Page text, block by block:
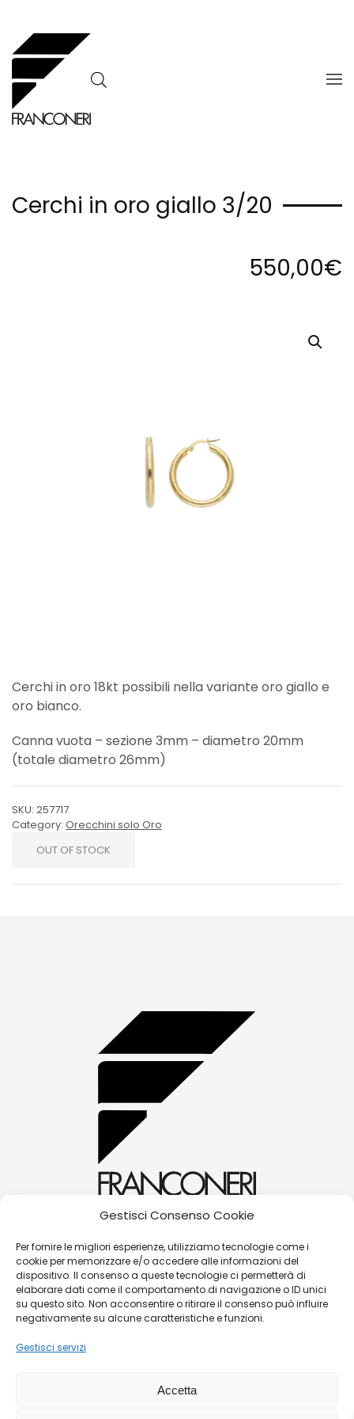
Gestisci Consenso Cookie
Per fornire le migliori esperienze, utilizziamo tecnologie come i
cookie per memorizzare e/o accedere alle informazioni del
dispositivo. Il consenso a queste tecnologie ci permetterà di
elaborare dati come il comportamento di navigazione o ID unici
su questo sito. Non acconsentire o ritirare il consenso può influire
negativamente su alcune caratteristiche e funzioni.
Gestisci servizi
Accetta
Skip to main content
Cerchi in oro giallo 3/20
550,00€
Cerchi in oro 18kt possibili nella variante oro giallo e
oro bianco.
Canna vuota – sezione 3mm – diametro 20mm
(totale diametro 26mm)
SKU: 257717
Category: Orecchini solo Oro
OUT OF STOCK
(+39) 0572 70087
Corso Matteotti, 31 - 51016 - Montecatini Terme
(PT)